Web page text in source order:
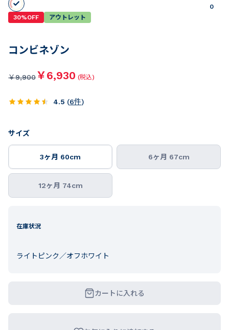
0
30%OFF
アウトレット
コンビネゾン
￥9,900￥6,930 (税込)
4.5 (6件)
サイズ
3ヶ月 60cm 6ヶ月 67cm
12ヶ月 74cm
在庫状況
ライトピンク／オフホワイト
カートに入れる